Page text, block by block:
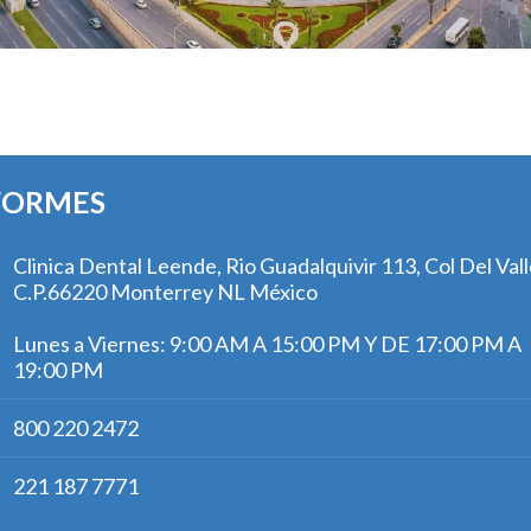
Clinica Dental Leende, Rio Guadalquivir 113, Col Del
C.P.66220 Monterrey NL México
Lunes a Viernes: 9:00 AM A 15:00 PM Y DE 17:00 PM A
19:00 PM
800 220 2472
221 187 7771